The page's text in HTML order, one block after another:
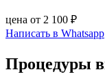
цена от 2 100 ₽
Написать в Whatsapp
Процедуры